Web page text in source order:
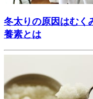
冬太りの原因はむく
養素とは